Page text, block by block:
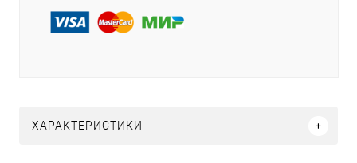
ХАРАКТЕРИСТИКИ